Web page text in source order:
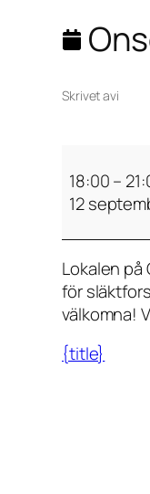
Skrivet avi
n
a
g
s
ö
p
18:00–
12
Lokalen
för
välkomna!
{title}